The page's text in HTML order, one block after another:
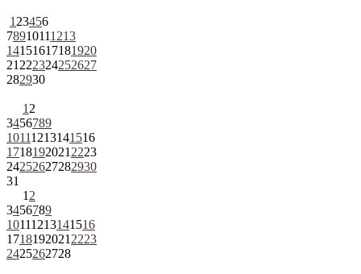
1 23456
78910111213
14151617181920
21 222324252627
282930
1 2
3456789
10111213141516
1718192021 2223
24252627282930
31
1 2
3456789
10111213141516
1718192021 2223
2425262728